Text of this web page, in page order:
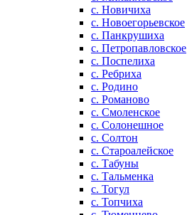
с. Новичиха
с. Новоегорьевское
с. Панкрушиха
с. Петропавловское
с. Поспелиха
с. Ребриха
с. Родино
с. Романово
с. Смоленское
с. Солонешное
с. Солтон
с. Староалейское
с. Табуны
с. Тальменка
с. Тогул
с. Топчиха